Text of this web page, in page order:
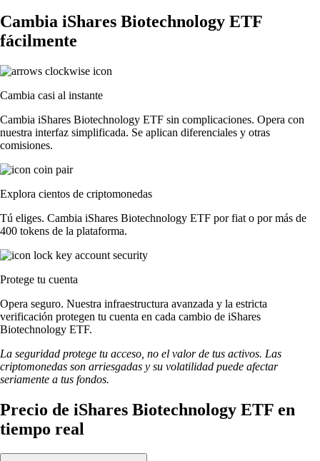
Cambia iShares Biotechnology ETF
fácilmente
Cambia casi al instante
Cambia iShares Biotechnology ETF sin complicaciones. Opera con
nuestra interfaz simplificada. Se aplican diferenciales y otras
comisiones.
Explora cientos de criptomonedas
Tú eliges. Cambia iShares Biotechnology ETF por fiat o por más de
400 tokens de la plataforma.
Protege tu cuenta
Opera seguro. Nuestra infraestructura avanzada y la estricta
verificación protegen tu cuenta en cada cambio de iShares
Biotechnology ETF.
La seguridad protege tu acceso, no el valor de tus activos. Las
criptomonedas son arriesgadas y su volatilidad puede afectar
seriamente a tus fondos.
Precio de iShares Biotechnology ETF en
tiempo real